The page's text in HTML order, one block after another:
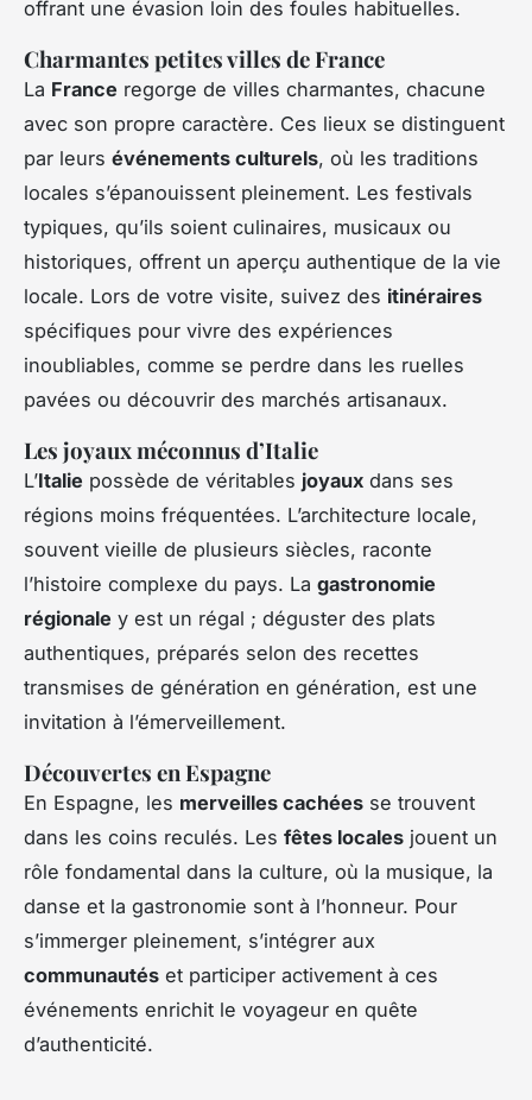
offrant une évasion loin des foules habituelles.
Charmantes petites villes de France
La France regorge de villes charmantes, chacune
avec son propre caractère. Ces lieux se distinguent
par leurs événements culturels, où les traditions
locales s’épanouissent pleinement. Les festivals
typiques, qu’ils soient culinaires, musicaux ou
historiques, offrent un aperçu authentique de la vie
locale. Lors de votre visite, suivez des itinéraires
spécifiques pour vivre des expériences
inoubliables, comme se perdre dans les ruelles
pavées ou découvrir des marchés artisanaux.
Les joyaux méconnus d’Italie
L’Italie possède de véritables joyaux dans ses
régions moins fréquentées. L’architecture locale,
souvent vieille de plusieurs siècles, raconte
l’histoire complexe du pays. La gastronomie
régionale y est un régal ; déguster des plats
authentiques, préparés selon des recettes
transmises de génération en génération, est une
invitation à l’émerveillement.
Découvertes en Espagne
En Espagne, les merveilles cachées se trouvent
dans les coins reculés. Les fêtes locales jouent un
rôle fondamental dans la culture, où la musique, la
danse et la gastronomie sont à l’honneur. Pour
s’immerger pleinement, s’intégrer aux
communautés et participer activement à ces
événements enrichit le voyageur en quête
d’authenticité.